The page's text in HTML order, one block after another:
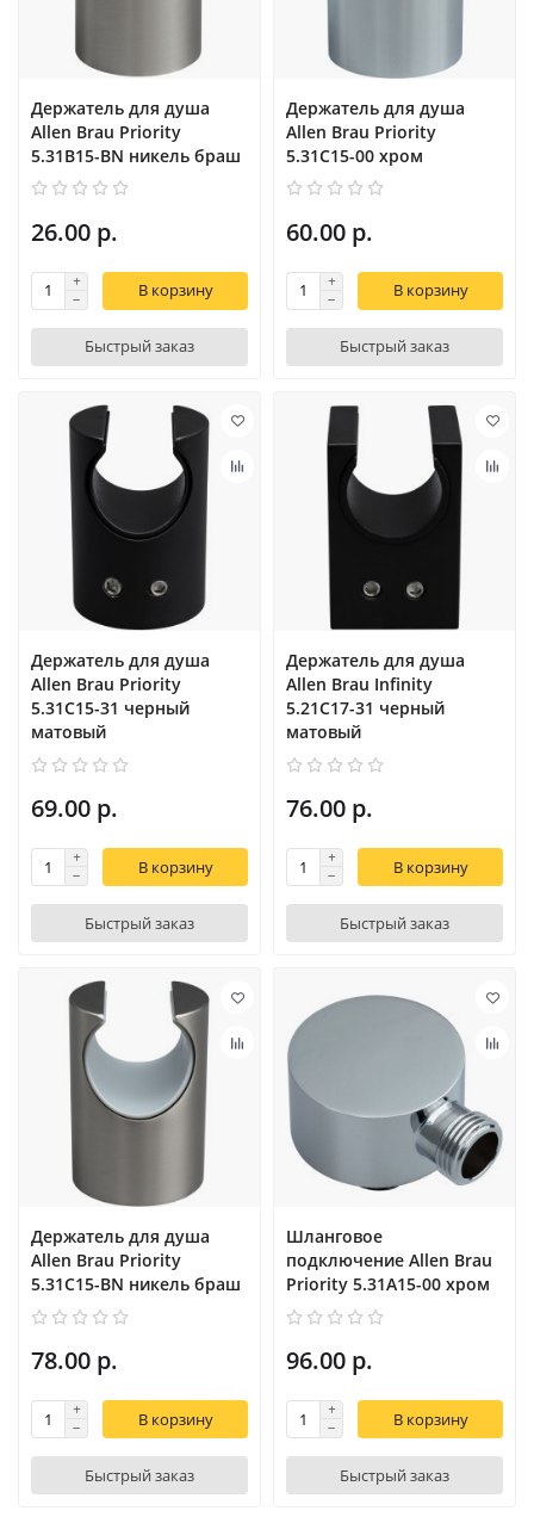
Держатель для душа
Allen Brau Priority
5.31B15-BN никель браш
26.00 р.
В корзину
Быстрый заказ
Держатель для душа
Allen Brau Priority
5.31С15-00 хром
60.00 р.
В корзину
Быстрый заказ
Держатель для душа
Allen Brau Priority
5.31С15-31 черный
матовый
69.00 р.
В корзину
Быстрый заказ
Держатель для душа
Allen Brau Infinity
5.21C17-31 черный
матовый
76.00 р.
В корзину
Быстрый заказ
Держатель для душа
Allen Brau Priority
5.31С15-BN никель браш
78.00 р.
В корзину
Быстрый заказ
Шланговое
подключение Allen Brau
Priority 5.31A15-00 хром
96.00 р.
В корзину
Быстрый заказ